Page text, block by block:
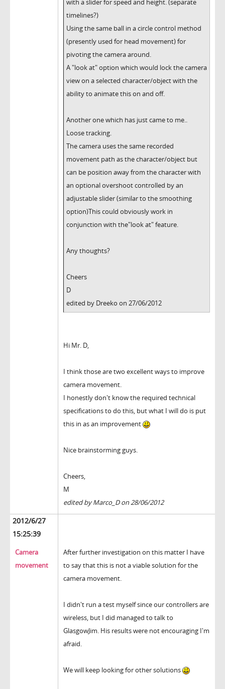
with a slider for speed and height. (separate
timelines?)
Using the same ball in a circle control method
(presently used for head movement) for
pivoting the camera around.
A "look at" option which would lock the camera
view on a selected character/object with the
ability to animate this on and off.
Another one which has just came to me..
Loose tracking.
The camera uses the same recorded
movement path as the character/object but
can be position away from the character with
an optional overshoot controlled by an
adjustable slider (similar to the smoothing
option)This could obviously work in
conjunction with the"look at" feature.
Any thoughts?
Cheers
D
edited by Dreeko on 27/06/2012
Hi Mr. D,
I think those are two excellent ways to improve
camera movement.
I honestly don't know the required technical
specifications to do this, but what I will do is put
this in as an improvement
Nice brainstorming guys.
Cheers,
M
edited by Marco_D on 28/06/2012
2012/6/27
15:25:39
Camera
movement
After further investigation on this matter I have
to say that this is not a viable solution for the
camera movement.
I didn't run a test myself since our controllers are
wireless, but I did managed to talk to
GlasgowJim. His results were not encouraging I'm
afraid.
We will keep looking for other solutions